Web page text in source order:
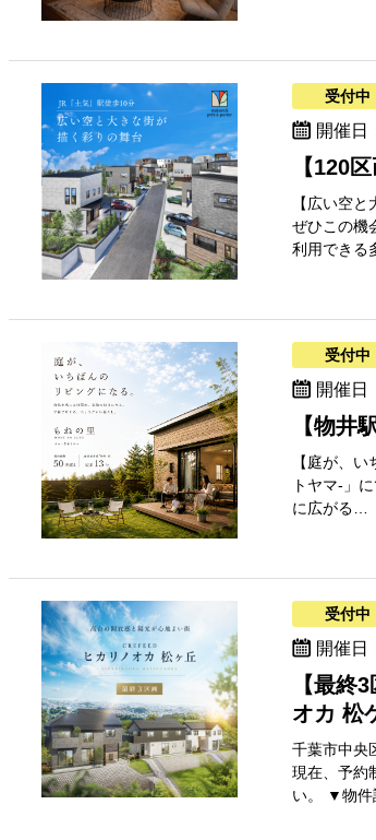
受付中
開催日
【120
【広い空
ぜひこの機
利用できる
受付中
開催日
【物井
【庭が、
トヤマ-」
に広がる…
受付中
開催日
【最終
オカ 松
千葉市中央
現在、予約
い。 ▼物件